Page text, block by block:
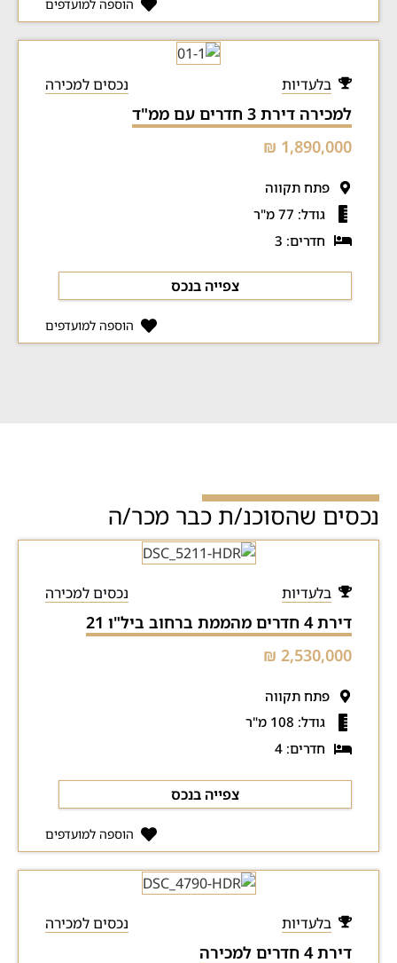
הוספה למועדפים
בלעדיות נכסים למכירה
למכירה דירת 3 חדרים עם ממ"ד
1,890,000 ₪
פתח תקווה
גודל: 77 מ"ר
חדרים: 3
צפייה בנכס
הוספה למועדפים
נכסים שהסוכנ/ת כבר מכר/ה
בלעדיות נכסים למכירה
דירת 4 חדרים מהממת ברחוב ביל"ו 21
2,530,000 ₪
פתח תקווה
גודל: 108 מ"ר
חדרים: 4
צפייה בנכס
הוספה למועדפים
בלעדיות נכסים למכירה
דירת 4 חדרים למכירה